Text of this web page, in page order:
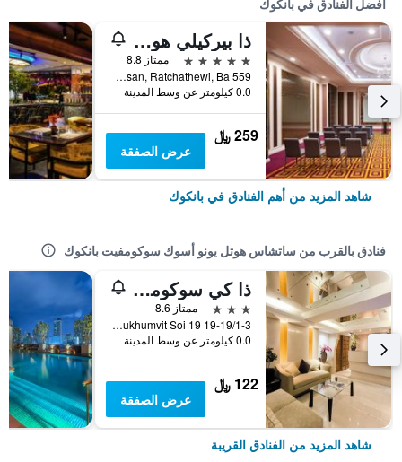
أفضل الفنادق في بانكوك
ذا بيركيلي هوتل براتونام
5 نجوم
ممتاز 8.8
559 Ratcharaprarop Rd., Makkasan, Ratchathewi, Ba, بانكوك, تايلاند
0.0 كيلومتر عن وسط المدينة
259 ﷼
عرض الصفقة
شاهد المزيد من أهم الفنادق في بانكوك
فنادق بالقرب من ساتشاس هوتل يونو أسوك سوكومفيت بانكوك
ذا كي سوكومفيت بانكوك
3 نجوم
ممتاز 8.6
19-19/1-3 Sukhumvit Soi 19, بانكوك, تايلاند
0.0 كيلومتر عن وسط المدينة
122 ﷼
عرض الصفقة
شاهد المزيد من الفنادق القريبة